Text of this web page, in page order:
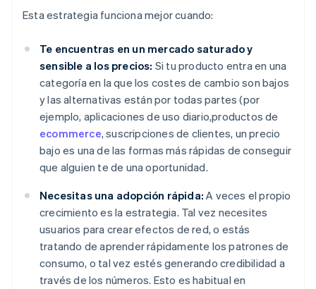
Esta estrategia funciona mejor cuando:
Te encuentras en un mercado saturado y
sensible a los precios: Si tu producto entra en una
categoría en la que los costes de cambio son bajos
y las alternativas están por todas partes (por
ejemplo, aplicaciones de uso diario,productos de
ecommerce, suscripciones de clientes, un precio
bajo es una de las formas más rápidas de conseguir
que alguien te de una oportunidad.
Necesitas una adopción rápida: A veces el propio
crecimiento es la estrategia. Tal vez necesites
usuarios para crear efectos de red, o estás
tratando de aprender rápidamente los patrones de
consumo, o tal vez estés generando credibilidad a
través de los números. Esto es habitual en